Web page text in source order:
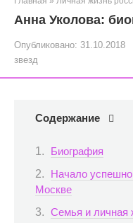
Анна Уколова:
Опубликовано: 31.10.2018
звезд
Содержание
Биография
Начало
Москве
Семья и личная